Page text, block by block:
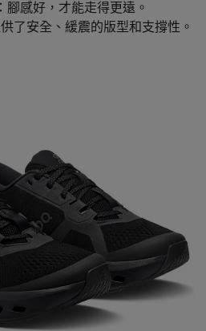
腳感好，才能走得更遠。
了安全、緩震的版型和支撐性。